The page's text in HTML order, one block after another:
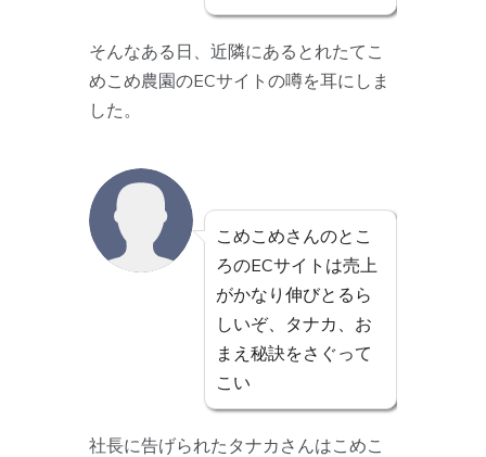
そんなある日、近隣にあるとれたてこ
めこめ農園のECサイトの噂を耳にしま
した。
こめこめさんのとこ
ろのECサイトは売上
がかなり伸びとるら
しいぞ、タナカ、お
まえ秘訣をさぐって
こい
社長に告げられたタナカさんはこめこ